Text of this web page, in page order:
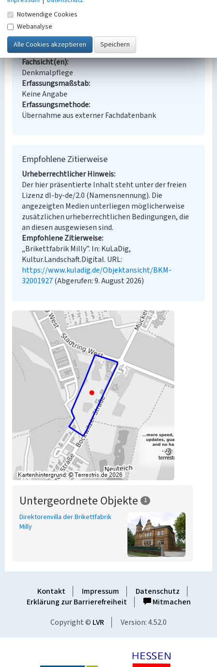
Brikettfabrik Milly
Schlagwörter
Brikettfabrik
Ort
Lauchhammer
Fachsicht(en)
Denkmalpflege
Erfassungsmaßstab
Keine Angabe
Erfassungsmethode
Übernahme aus externer Fachdatenbank
Empfohlene Zitierweise
Urheberrechtlicher Hinweis
Der hier präsentierte Inhalt steht unter der freien
Lizenz dl-by-de/2.0 (Namensnennung). Die
angezeigten Medien unterliegen möglicherweise
zusätzlichen urheberrechtlichen Bedingungen, die
an diesen ausgewiesen sind.
Empfohlene Zitierweise
„Brikettfabrik Milly”. In: KuLaDig,
Kultur.Landschaft.Digital. URL:
https://www.kuladig.de/Objektansicht/BKM-
32001927(Abgerufen: 9. August 2026)
Untergeordnete Objekte 1
Direktorenvilla der Brikettfabrik
Milly
Kontakt Impressum
Datenschutz
Erklärung zur Barrierefreiheit
Mitmachen
Copyright © LVR Version: 4.52.0
Notwendige Cookies
Webanalyse